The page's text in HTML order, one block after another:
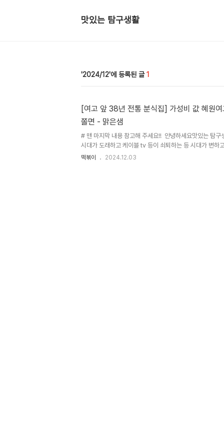
맛있는 탐구생활
2024/12 1
[여고 앞 38년 전통 분식집] 가성비 값 혜원여
쫄면 - 맑은샘
# 맨 마지막 내용 참고해 주세요!! 안녕하세요맛있는 탐
시대가 도래하고 케이블 tv 등이 쇠퇴하는 등 시대가 변하
세인 요즘’ 며칠 전 올린 제 10분이 넘는 유튜브 영상은 너
래도 제가 만들 수 있는 영상을 다시 깔끔하게 만들어 봤네
것이에요!! 참고로 다음 떡볶이 영상은 장담하건데 누구나
떡볶이 2024.12.03